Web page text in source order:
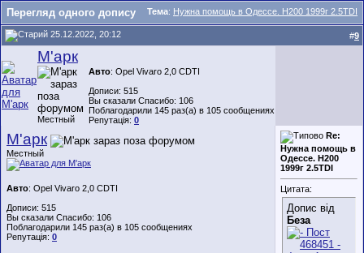
Тема: Нужна помощь в Одессе. Н200 1999г 2.5TDI
Перегляд одного допису
25.12.2022, 20:12 #9
М'арк
Местный
Авто: Opel Vivaro 2,0 CDTI
Дописи: 515
Вы сказали Спасибо: 106
Поблагодарили 145 раз(а) в 105 сообщениях
Репутація: 0
М'арк
Местный
Авто: Opel Vivaro 2,0 CDTI
Дописи: 515
Вы сказали Спасибо: 106
Поблагодарили 145 раз(а) в 105 сообщениях
Репутація: 0
Re:
Нужна помощь в
Одессе. Н200
1999г 2.5TDI
Цитата:
Допис від
Беза